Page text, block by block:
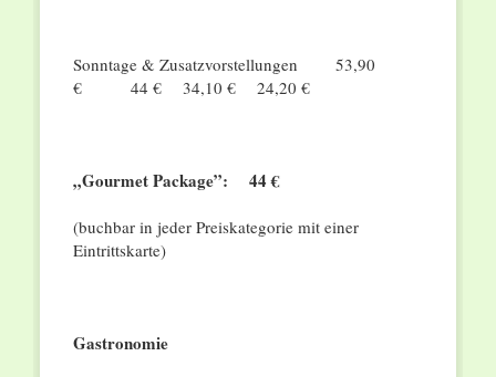
Sonntage & Zusatzvorstellungen 53,90
€ 44 € 34,10 € 24,20 €
„Gourmet Package”: 44 €
(buchbar in jeder Preiskategorie mit einer
Eintrittskarte)
Gastronomie